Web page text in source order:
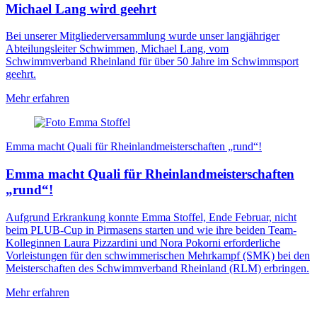
Michael Lang wird geehrt
Bei unserer Mitgliederversammlung wurde unser langjähriger
Abteilungsleiter Schwimmen, Michael Lang, vom
Schwimmverband Rheinland für über 50 Jahre im Schwimmsport
geehrt.
Mehr erfahren
Emma macht Quali für Rheinlandmeisterschaften „rund“!
Emma macht Quali für Rheinlandmeisterschaften
„rund“!
Aufgrund Erkrankung konnte Emma Stoffel, Ende Februar, nicht
beim PLUB-Cup in Pirmasens starten und wie ihre beiden Team-
Kolleginnen Laura Pizzardini und Nora Pokorni erforderliche
Vorleistungen für den schwimmerischen Mehrkampf (SMK) bei den
Meisterschaften des Schwimmverband Rheinland (RLM) erbringen.
Mehr erfahren